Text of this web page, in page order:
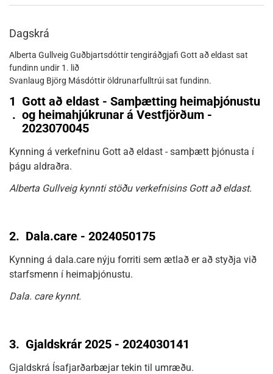
Dagskrá
Alberta Gullveig Guðbjartsdóttir tengiráðgjafi Gott að eldast sat
fundinn undir 1. lið
Svanlaug Björg Másdóttir öldrunarfulltrúi sat fundinn.
1
.
Gott að eldast - Samþætting heimaþjónustu
og heimahjúkrunar á Vestfjörðum -
2023070045
Kynning á verkefninu Gott að eldast - samþætt þjónusta í
þágu aldraðra.
Alberta Gullveig kynnti stöðu verkefnisins Gott að eldast.
2. Dala.care - 2024050175
Kynning á dala.care nýju forriti sem ætlað er að styðja við
starfsmenn í heimaþjónustu.
Dala. care kynnt.
3. Gjaldskrár 2025 - 2024030141
Gjaldskrá Ísafjarðarbæjar tekin til umræðu.